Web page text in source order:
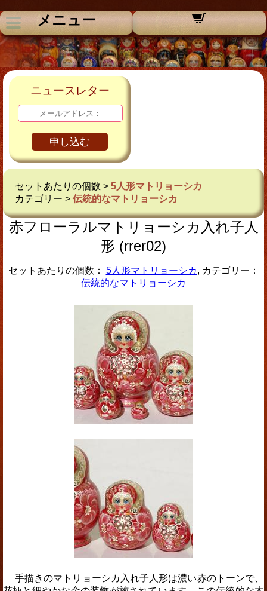
メニュー
ニュースレター
申し込む
セットあたりの個数 > 5人形マトリョーシカ
カテゴリー > 伝統的なマトリョーシカ
赤フローラルマトリョーシカ入れ子人
形 (rrer02)
セットあたりの個数： 5人形マトリョーシカ, カテゴリー：
伝統的なマトリョーシカ
手描きのマトリョーシカ入れ子人形は濃い赤のトーンで、